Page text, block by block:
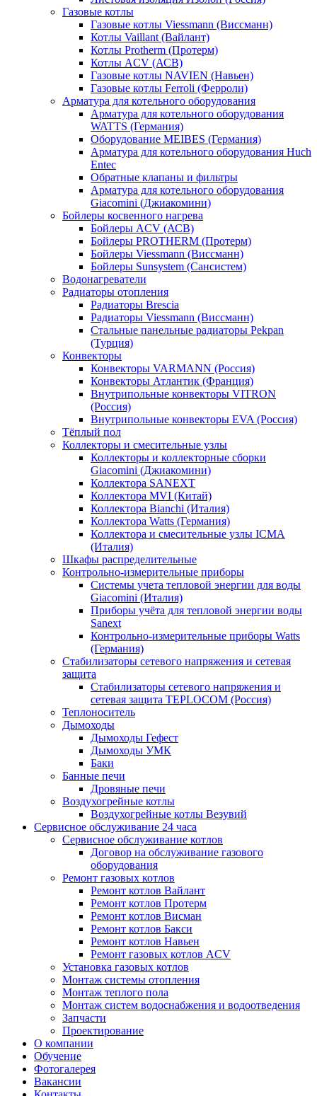
Газовые котлы
Газовые котлы Viessmann (Виссманн)
Котлы Vaillant (Вайлант)
Котлы Protherm (Протерм)
Котлы ACV (АСВ)
Газовые котлы NAVIEN (Навьен)
Газовые котлы Ferroli (Ферроли)
Арматура для котельного оборудования
Арматура для котельного оборудования
WATTS (Германия)
Оборудование MEIBES (Германия)
Арматура для котельного оборудования Huch
Entec
Обратные клапаны и фильтры
Арматура для котельного оборудования
Giacomini (Джиакомини)
Бойлеры косвенного нагрева
Бойлеры ACV (АСВ)
Бойлеры PROTHERM (Протерм)
Бойлеры Viessmann (Виссманн)
Бойлеры Sunsystem (Сансистем)
Водонагреватели
Радиаторы отопления
Радиаторы Brescia
Радиаторы Viessmann (Виссманн)
Стальные панельные радиаторы Pekpan
(Турция)
Конвекторы
Конвекторы VARMANN (Россия)
Конвекторы Атлантик (Франция)
Внутрипольные конвекторы VITRON
(Россия)
Внутрипольные конвекторы EVA (Россия)
Тёплый пол
Коллекторы и смесительные узлы
Коллекторы и коллекторные сборки
Giacomini (Джиакомини)
Коллектора SANEXT
Коллектора MVI (Китай)
Коллектора Bianchi (Италия)
Коллектора Watts (Германия)
Коллектора и смесительные узлы ICMA
(Италия)
Шкафы распределительные
Контрольно-измерительные приборы
Системы учета тепловой энергии для воды
Giacomini (Италия)
Приборы учёта для тепловой энергии воды
Sanext
Контрольно-измерительные приборы Watts
(Германия)
Стабилизаторы сетевого напряжения и сетевая
защита
Стабилизаторы сетевого напряжения и
сетевая защита TEPLOCOM (Россия)
Теплоноситель
Дымоходы
Дымоходы Гефест
Дымоходы УМК
Баки
Банные печи
Дровяные печи
Воздухогрейные котлы
Воздухогрейные котлы Везувий
Сервисное обслуживание 24 часа
Сервисное обслуживание котлов
Договор на обслуживание газового
оборудования
Ремонт газовых котлов
Ремонт котлов Вайлант
Ремонт котлов Протерм
Ремонт котлов Висман
Ремонт котлов Бакси
Ремонт котлов Навьен
Ремонт газовых котлов ACV
Установка газовых котлов
Монтаж системы отопления
Монтаж теплого пола
Монтаж систем водоснабжения и водоотведения
Запчасти
Проектирование
О компании
Обучение
Фотогалерея
Вакансии